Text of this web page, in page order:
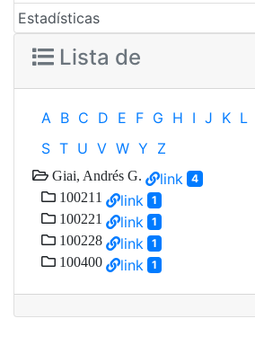
Estadísticas
Lista de
A B C D E F G H I J K L
S T U V W Y Z
Giai, Andrés G. link 4
100211 link 1
100221 link 1
100228 link 1
100400 link 1